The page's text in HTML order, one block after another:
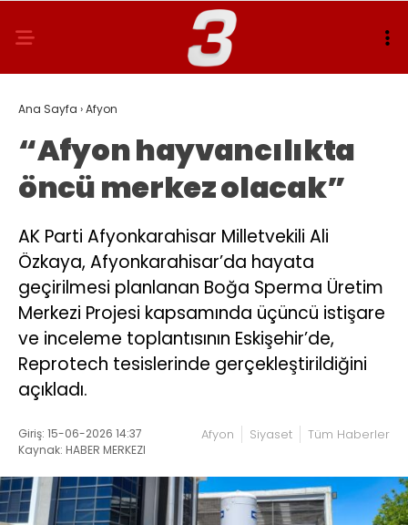
Ana Sayfa ›Afyon
“Afyon hayvancılıkta
öncü merkez olacak”
AK Parti Afyonkarahisar Milletvekili Ali
Özkaya, Afyonkarahisar’da hayata
geçirilmesi planlanan Boğa Sperma Üretim
Merkezi Projesi kapsamında üçüncü istişare
ve inceleme toplantısının Eskişehir’de,
Reprotech tesislerinde gerçekleştirildiğini
açıkladı.
Giriş: 15-06-2026 14:37
Kaynak: HABER MERKEZI
Afyon Siyaset Tüm Haberler